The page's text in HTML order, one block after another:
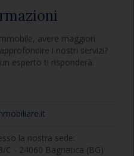
avere maggiori
i nostri servizi?
esperto ti risponderà.
la nostra sede:
C - 24060 Bagnatica (BG)